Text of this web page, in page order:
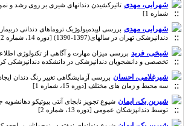
شهرابی، مهدی
شماره 1]
شهرابی، مهدی بررسی اپیدمیولوژیک تروماهای دندانی
دندانپزشکی تهران در سالهای(1397-1390) [دوره 14، شماره 2]
شیخی، فرید بررسی میزان مهارت و آگاهی از تکنولوژی اطلاعات
تخصصی و دانشجویان دندانپزشکی در دانشکده دندانپزشکی کرمان [دوره
شیرغلامی، احسان
سه محیط و زمان های مختلف [دوره 15، شماره 1]
شیرین بک، ایمان شیوع تجویز نابجای آنتی بیوتیکو دهانشویه
توسط دندانپزشکان عمومی [دوره 13، شماره 2]